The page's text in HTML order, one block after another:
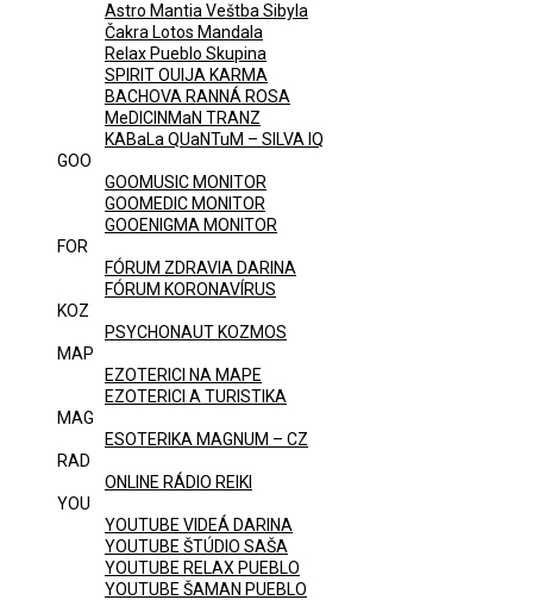
Astro Mantia Veštba Sibyla
Čakra Lotos Mandala
Relax Pueblo Skupina
SPIRIT OUIJA KARMA
BACHOVA RANNÁ ROSA
MeDICINMaN TRANZ
KABaLa QUaNTuM – SILVA IQ
GOO
GOOMUSIC MONITOR
GOOMEDIC MONITOR
GOOENIGMA MONITOR
FOR
FÓRUM ZDRAVIA DARINA
FÓRUM KORONAVÍRUS
KOZ
PSYCHONAUT KOZMOS
MAP
EZOTERICI NA MAPE
EZOTERICI A TURISTIKA
MAG
ESOTERIKA MAGNUM – CZ
RAD
ONLINE RÁDIO REIKI
YOU
YOUTUBE VIDEÁ DARINA
YOUTUBE ŠTÚDIO SAŠA
YOUTUBE RELAX PUEBLO
YOUTUBE ŠAMAN PUEBLO